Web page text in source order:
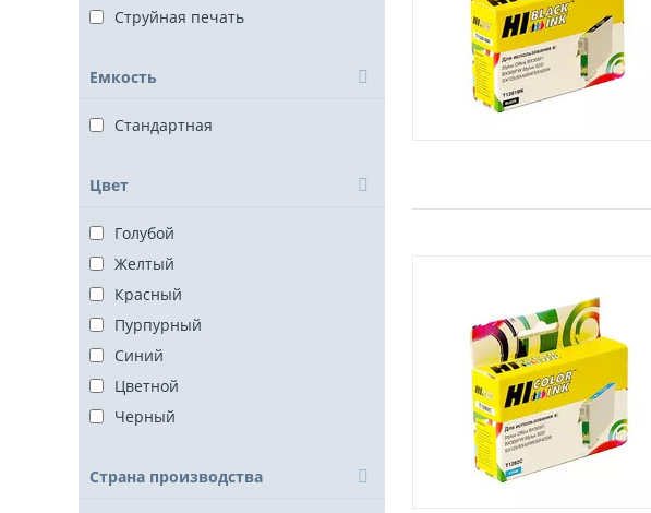
Струйная печать
Емкость
Стандартная
Цвет
Голубой
Желтый
Красный
Пурпурный
Синий
Цветной
Черный
Страна производства